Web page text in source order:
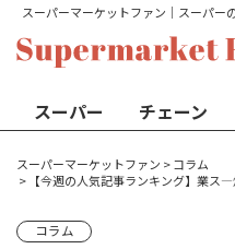
スーパーマーケットファン│スーパー
スーパー チェーン
スーパーマーケットファン >コラム
> 【今週の人気記事ランキング】業ス
コラム